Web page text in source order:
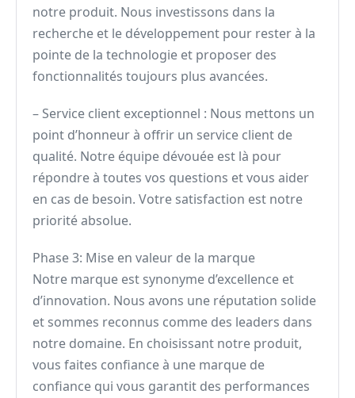
notre produit. Nous investissons dans la
recherche et le développement pour rester à la
pointe de la technologie et proposer des
fonctionnalités toujours plus avancées.
– Service client exceptionnel : Nous mettons un
point d’honneur à offrir un service client de
qualité. Notre équipe dévouée est là pour
répondre à toutes vos questions et vous aider
en cas de besoin. Votre satisfaction est notre
priorité absolue.
Phase 3: Mise en valeur de la marque
Notre marque est synonyme d’excellence et
d’innovation. Nous avons une réputation solide
et sommes reconnus comme des leaders dans
notre domaine. En choisissant notre produit,
vous faites confiance à une marque de
confiance qui vous garantit des performances